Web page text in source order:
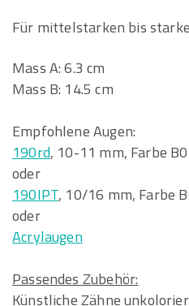
Für mittelstarken bis
Mass A: 6.3 cm
Mass B: 14.5 cm
Empfohlene Augen:
190rd, 10-11 mm, Farbe
oder
190IPT, 10/16 mm, Farbe
oder
Acrylaugen
Passendes Zubehör:
Künstliche Zähne